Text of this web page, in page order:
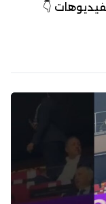
👇